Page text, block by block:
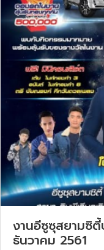
งานอีซูซุสยามซิ
ธันวาคม 2561